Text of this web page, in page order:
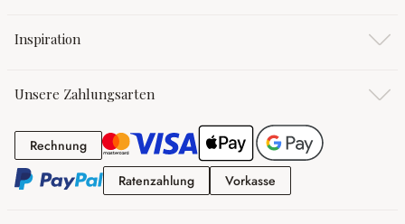
Inspiration
Unsere Zahlungsarten
RechnungRechnung
RatenzahlungRatenzahlung
Vorkasse